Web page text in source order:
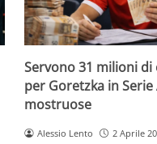
Servono 31 milioni
per Goretzka in
mostruose
Alessio Lento 2 Aprile